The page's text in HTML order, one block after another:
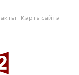
Карта сайта